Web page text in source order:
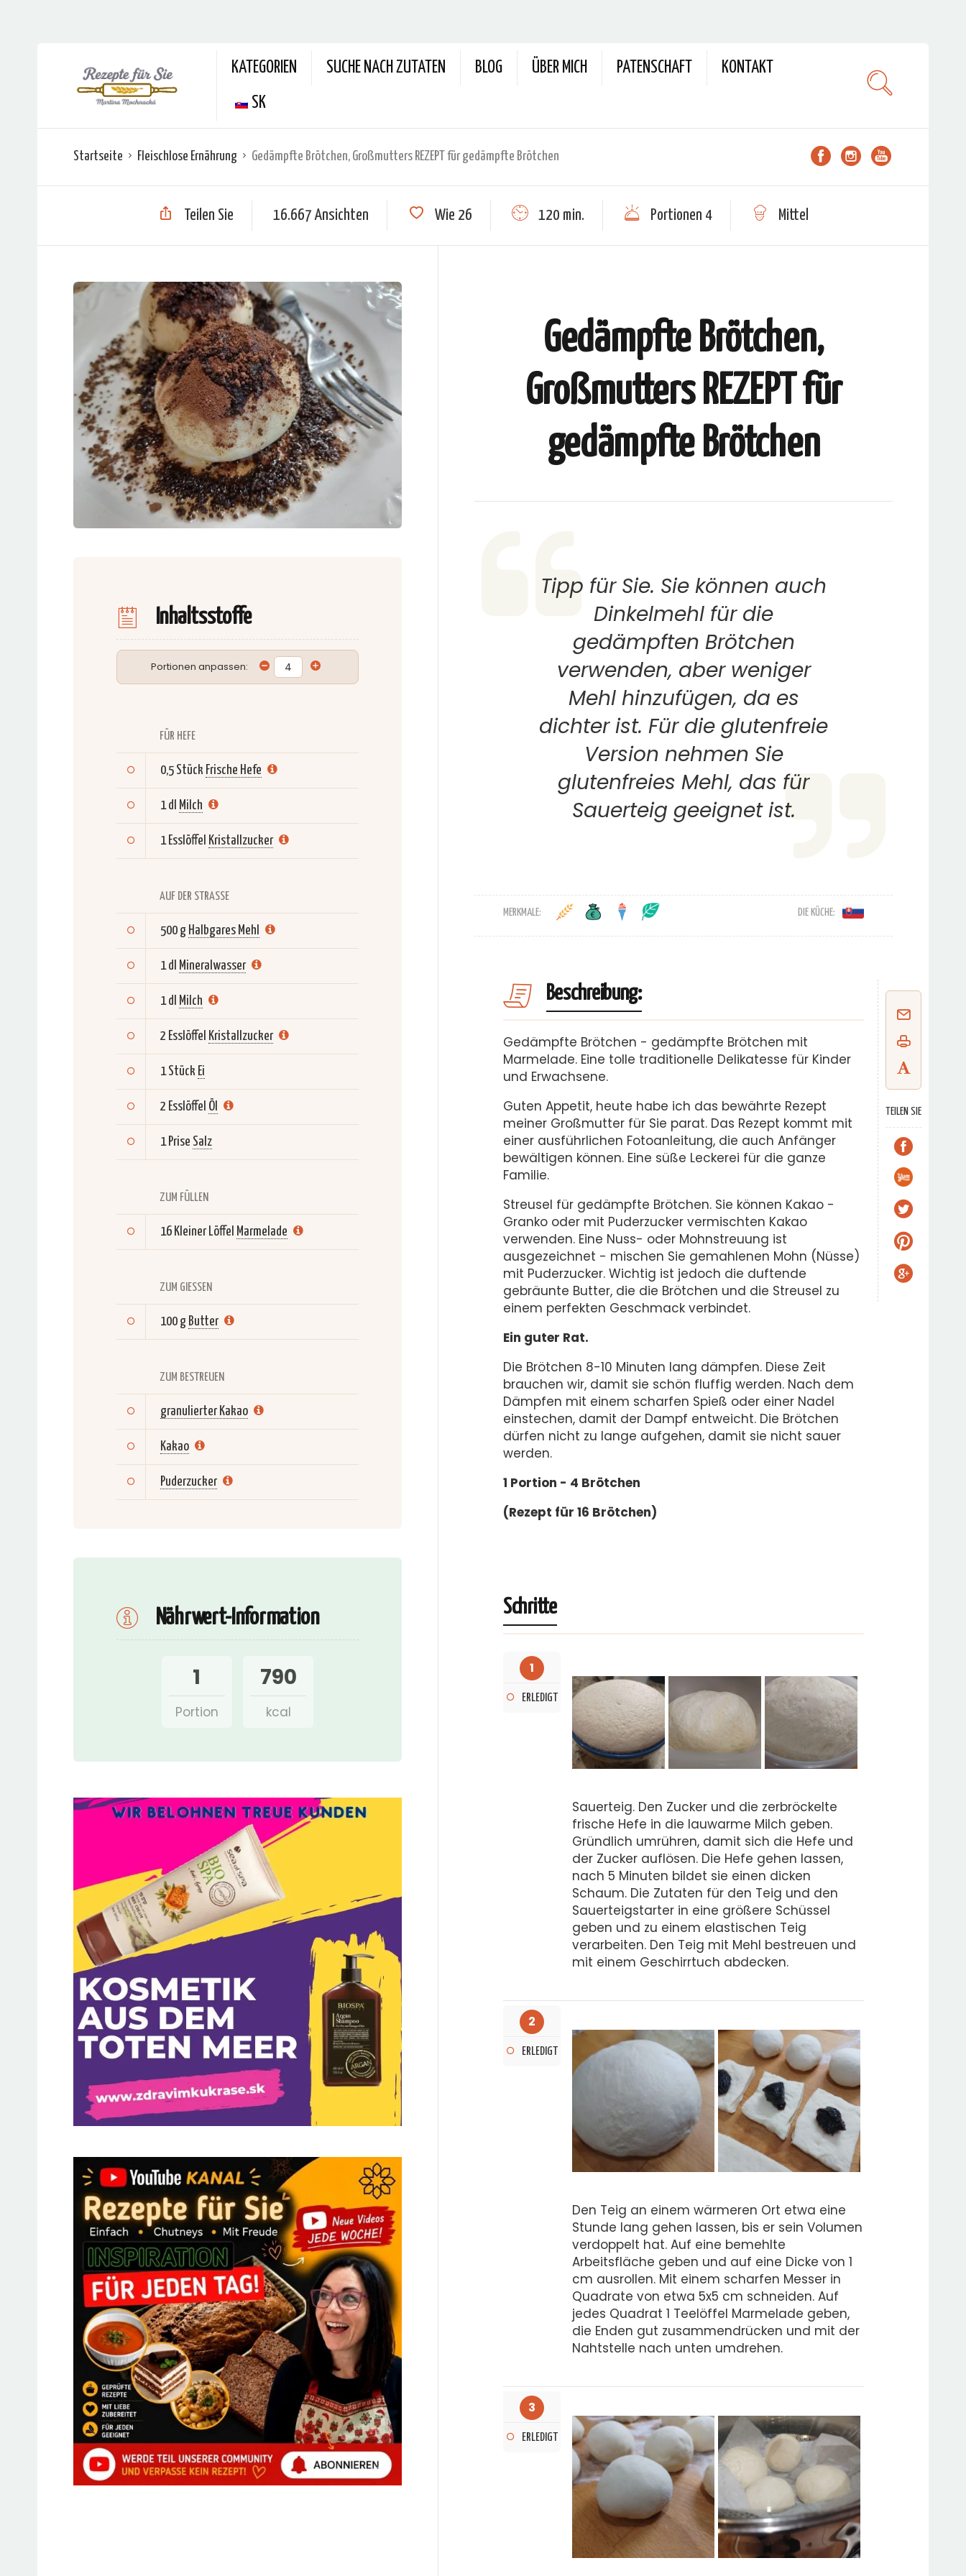
KATEGORIEN SUCHE NACH ZUTATEN BLOG ÜBER MICH PATENSCHAFT KONTAKT
SK
Startseite Fleischlose Ernährung Gedämpfte Brötchen, Großmutters REZEPT für gedämpfte Brötchen
Teilen Sie 16.667 Ansichten Wie 26 120 min. Portionen 4 Mittel
Inhaltsstoffe
Portionen anpassen:
FÜR HEFE
0,5 Stück Frische Hefe
1 dl Milch
1 Esslöffel Kristallzucker
AUF DER STRASSE
500 g Halbgares Mehl
1 dl Mineralwasser
1 dl Milch
2 Esslöffel Kristallzucker
1 Stück Ei
2 Esslöffel Öl
1 Prise Salz
ZUM FÜLLEN
16 Kleiner Löffel Marmelade
ZUM GIESSEN
100 g Butter
ZUM BESTREUEN
granulierter Kakao
Kakao
Puderzucker
Nährwert-Information
1
Portion
790
kcal
Gedämpfte Brötchen,
Großmutters REZEPT für
gedämpfte Brötchen
Tipp für Sie. Sie können auch
Dinkelmehl für die
gedämpften Brötchen
verwenden, aber weniger
Mehl hinzufügen, da es
dichter ist. Für die glutenfreie
Version nehmen Sie
glutenfreies Mehl, das für
Sauerteig geeignet ist.
MERKMALE: DIE KÜCHE:
Beschreibung:
TEILEN SIE
Gedämpfte Brötchen - gedämpfte Brötchen mit
Marmelade. Eine tolle traditionelle Delikatesse für Kinder
und Erwachsene.
Guten Appetit, heute habe ich das bewährte Rezept
meiner Großmutter für Sie parat. Das Rezept kommt mit
einer ausführlichen Fotoanleitung, die auch Anfänger
bewältigen können. Eine süße Leckerei für die ganze
Familie.
Streusel für gedämpfte Brötchen. Sie können Kakao -
Granko oder mit Puderzucker vermischten Kakao
verwenden. Eine Nuss- oder Mohnstreuung ist
ausgezeichnet - mischen Sie gemahlenen Mohn (Nüsse)
mit Puderzucker. Wichtig ist jedoch die duftende
gebräunte Butter, die die Brötchen und die Streusel zu
einem perfekten Geschmack verbindet.
Ein guter Rat.
Die Brötchen 8-10 Minuten lang dämpfen. Diese Zeit
brauchen wir, damit sie schön fluffig werden. Nach dem
Dämpfen mit einem scharfen Spieß oder einer Nadel
einstechen, damit der Dampf entweicht. Die Brötchen
dürfen nicht zu lange aufgehen, damit sie nicht sauer
werden.
1 Portion - 4 Brötchen
(Rezept für 16 Brötchen)
Schritte
1
ERLEDIGT
Sauerteig. Den Zucker und die zerbröckelte
frische Hefe in die lauwarme Milch geben.
Gründlich umrühren, damit sich die Hefe und
der Zucker auflösen. Die Hefe gehen lassen,
nach 5 Minuten bildet sie einen dicken
Schaum. Die Zutaten für den Teig und den
Sauerteigstarter in eine größere Schüssel
geben und zu einem elastischen Teig
verarbeiten. Den Teig mit Mehl bestreuen und
mit einem Geschirrtuch abdecken.
2
ERLEDIGT
Den Teig an einem wärmeren Ort etwa eine
Stunde lang gehen lassen, bis er sein Volumen
verdoppelt hat. Auf eine bemehlte
Arbeitsfläche geben und auf eine Dicke von 1
cm ausrollen. Mit einem scharfen Messer in
Quadrate von etwa 5x5 cm schneiden. Auf
jedes Quadrat 1 Teelöffel Marmelade geben,
die Enden gut zusammendrücken und mit der
Nahtstelle nach unten umdrehen.
3
ERLEDIGT